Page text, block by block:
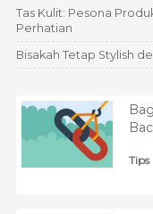
Tas Kulit: Pesona
Perhatian
Bisakah Tetap Stylish
Tips